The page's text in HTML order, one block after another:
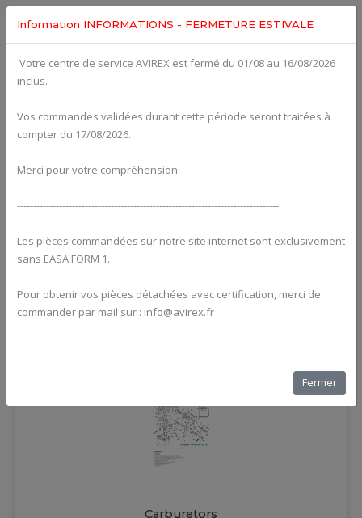
Alternators
Carburetors
Information INFORMATIONS - FERMETURE ESTIVALE
Votre centre de service AVIREX est fermé du 01/08 au 16/08/2026
inclus.
Vos commandes validées durant cette période seront traitées à
compter du 17/08/2026.
Merci pour votre compréhension
---------------------------------------------------------------------------------
Les pièces commandées sur notre site internet sont exclusivement
sans EASA FORM 1.
Pour obtenir vos pièces détachées avec certification, merci de
commander par mail sur : info@avirex.fr
Fermer